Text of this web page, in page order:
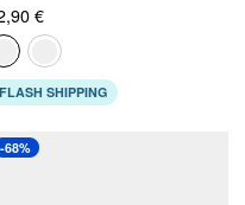
€
FLASH SHIPPING
-68%